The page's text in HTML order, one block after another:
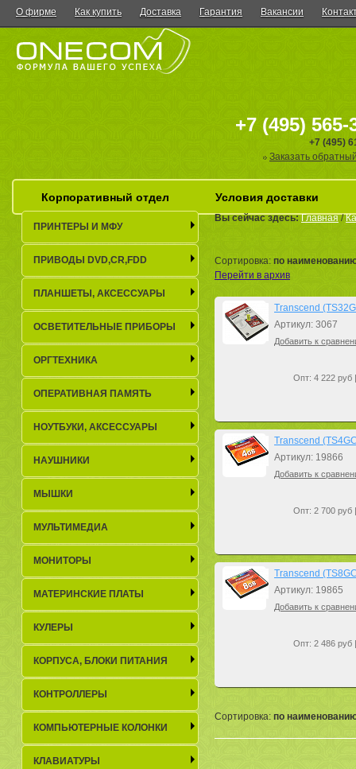
О фирме Как купить Доставка Гарантия Вакансии
+7 (495) 565-
+7 (495)
Заказать
Корпоративный отдел Условия доставки
Вы сейчас здесь:Главная/
Сортировка: по
Перейти в архив
Transcend
Артикул: 3067
Добавить к
Опт: 4 222 руб
Transcend
Артикул: 19866
Добавить к
Опт: 2 700 руб
Transcend
Артикул: 19865
Добавить к
Опт: 2 486 руб
Сортировка: по
ПРИНТЕРЫ И МФУ
ПРИВОДЫ DVD,CR,FDD
ПЛАНШЕТЫ, АКСЕСCУАРЫ
ОСВЕТИТЕЛЬНЫЕ ПРИБОРЫ
ОРГТЕХНИКА
ОПЕРАТИВНАЯ ПАМЯТЬ
НОУТБУКИ, АКСЕСCУАРЫ
НАУШНИКИ
МЫШКИ
МУЛЬТИМЕДИА
МОНИТОРЫ
МАТЕРИНСКИЕ ПЛАТЫ
КУЛЕРЫ
КОРПУСА, БЛОКИ ПИТАНИЯ
КОНТРОЛЛЕРЫ
КОМПЬЮТЕРНЫЕ КОЛОНКИ
КЛАВИАТУРЫ